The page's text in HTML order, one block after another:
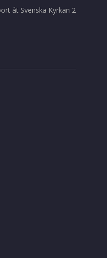
åt Svenska Kyrkan 2